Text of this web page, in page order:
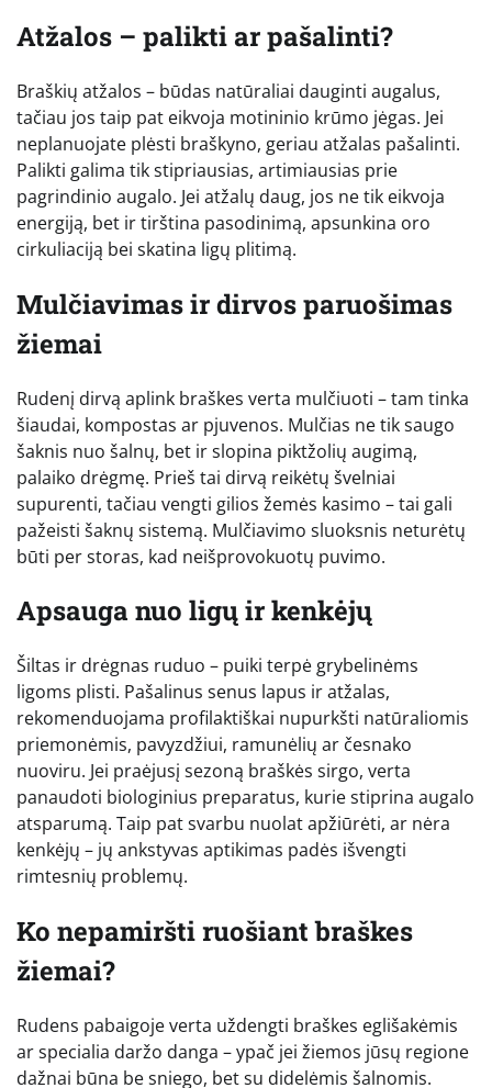
Atžalos – palikti ar pašalinti?
Braškių atžalos – būdas natūraliai dauginti augalus,
tačiau jos taip pat eikvoja motininio krūmo jėgas. Jei
neplanuojate plėsti braškyno, geriau atžalas pašalinti.
Palikti galima tik stipriausias, artimiausias prie
pagrindinio augalo. Jei atžalų daug, jos ne tik eikvoja
energiją, bet ir tirština pasodinimą, apsunkina oro
cirkuliaciją bei skatina ligų plitimą.
Mulčiavimas ir dirvos paruošimas
žiemai
Rudenį dirvą aplink braškes verta mulčiuoti – tam tinka
šiaudai, kompostas ar pjuvenos. Mulčias ne tik saugo
šaknis nuo šalnų, bet ir slopina piktžolių augimą,
palaiko drėgmę. Prieš tai dirvą reikėtų švelniai
supurenti, tačiau vengti gilios žemės kasimo – tai gali
pažeisti šaknų sistemą. Mulčiavimo sluoksnis neturėtų
būti per storas, kad neišprovokuotų puvimo.
Apsauga nuo ligų ir kenkėjų
Šiltas ir drėgnas ruduo – puiki terpė grybelinėms
ligoms plisti. Pašalinus senus lapus ir atžalas,
rekomenduojama profilaktiškai nupurkšti natūraliomis
priemonėmis, pavyzdžiui, ramunėlių ar česnako
nuoviru. Jei praėjusį sezoną braškės sirgo, verta
panaudoti biologinius preparatus, kurie stiprina augalo
atsparumą. Taip pat svarbu nuolat apžiūrėti, ar nėra
kenkėjų – jų ankstyvas aptikimas padės išvengti
rimtesnių problemų.
Ko nepamiršti ruošiant braškes
žiemai?
Rudens pabaigoje verta uždengti braškes eglišakėmis
ar specialia daržo danga – ypač jei žiemos jūsų regione
dažnai būna be sniego, bet su didelėmis šalnomis.